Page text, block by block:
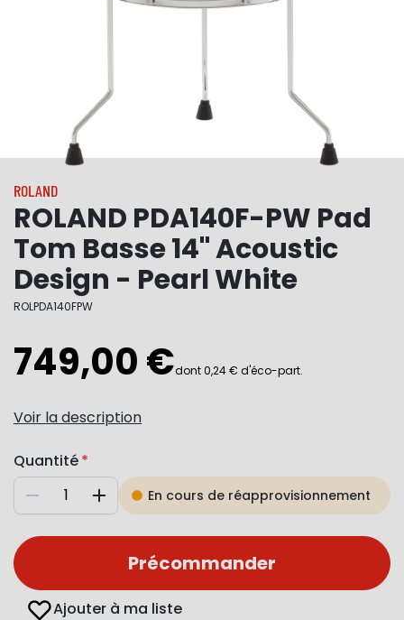
ROLAND
ROLAND PDA140F-PW Pad
Tom Basse 14" Acoustic
Design - Pearl White
ROLPDA140FPW
749,00 €dont 0,24 € d'éco-part.
Voir la description
Quantité
Diminuer AugmenterEn cours de réapprovisionnement
Précommander
Ajouter à ma liste